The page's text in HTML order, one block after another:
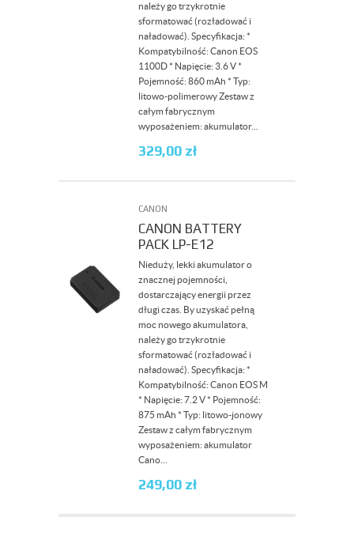
należy go trzykrotnie
sformatować (rozładować i
naładować). Specyfikacja: *
Kompatybilność: Canon EOS
1100D * Napięcie: 3.6 V *
Pojemność: 860 mAh * Typ:
litowo-polimerowy Zestaw z
całym fabrycznym
wyposażeniem: akumulator...
329,00 zł
CANON
CANON BATTERY
PACK LP-E12
Nieduży, lekki akumulator o
znacznej pojemności,
dostarczający energii przez
długi czas. By uzyskać pełną
moc nowego akumulatora,
należy go trzykrotnie
sformatować (rozładować i
naładować). Specyfikacja: *
Kompatybilność: Canon EOS M
* Napięcie: 7.2 V * Pojemność:
875 mAh * Typ: litowo-jonowy
Zestaw z całym fabrycznym
wyposażeniem: akumulator
Cano...
249,00 zł